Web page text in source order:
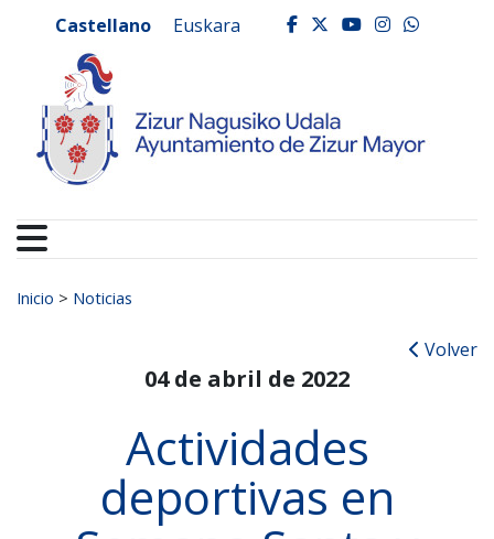
Ayuntamiento de
Castellano Euskara facebook
twitter
youtube
Buscar:
Inicio > Noticias
Volver
04 de abril de 2022
Actividades
deportivas en